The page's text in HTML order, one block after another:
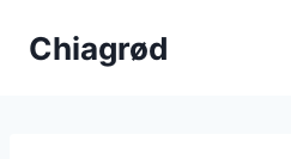
Chiagrød